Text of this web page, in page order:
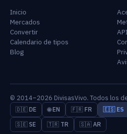
Inicio
Mercados
Convertir
Calendario de tipos
Blog
© 2014–2026 DivisasVivo. Todos los
🇩🇪 DE 🌐 EN 🇫🇷 FR 🇪🇸 ES
🇸🇪 SE
🇹🇷 TR 🇸🇦 AR